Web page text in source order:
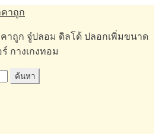
คาถูก
าถูก จู๋ปลอม ดิลโด้ ปลอกเพิ่มขนาด
กางเกงทอม
ค้นหา